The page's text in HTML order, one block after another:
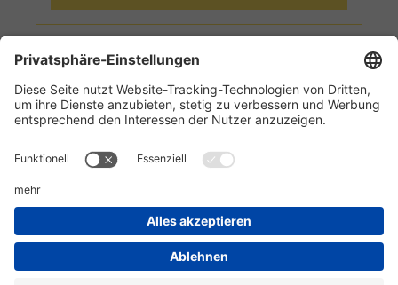
1 2
Informationen
Kundenservice